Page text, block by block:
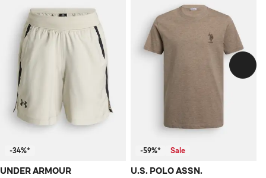
-34%*
UNDER ARMOUR
-59%* Sale
U.S. POLO ASSN.